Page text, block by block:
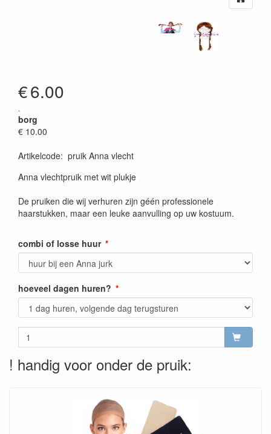
€6.00
.
borg
€ 10.00
Artikelcode: pruik Anna vlecht
Anna vlechtpruik met wit plukje
De pruiken die wij verhuren zijn géén professionele
haarstukken, maar een leuke aanvulling op uw kostuum.
combi of losse huur
hoeveel dagen huren?
! handig voor onder de pruik: